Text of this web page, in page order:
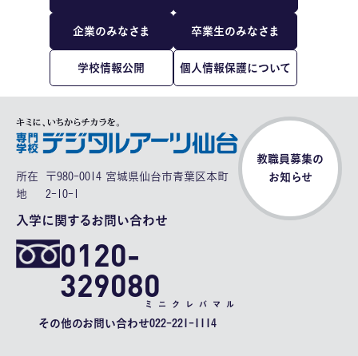
企業のみなさま 卒業生のみなさま
学校情報公開 個人情報保護について
所在
地
〒980-0014 宮城県仙台市青葉区本町
2-10-1
入学に関するお問い合わせ
0120-
329080
ミニクレバマル
その他のお問い合わせ022-221-1114
教職員募集の
お知らせ